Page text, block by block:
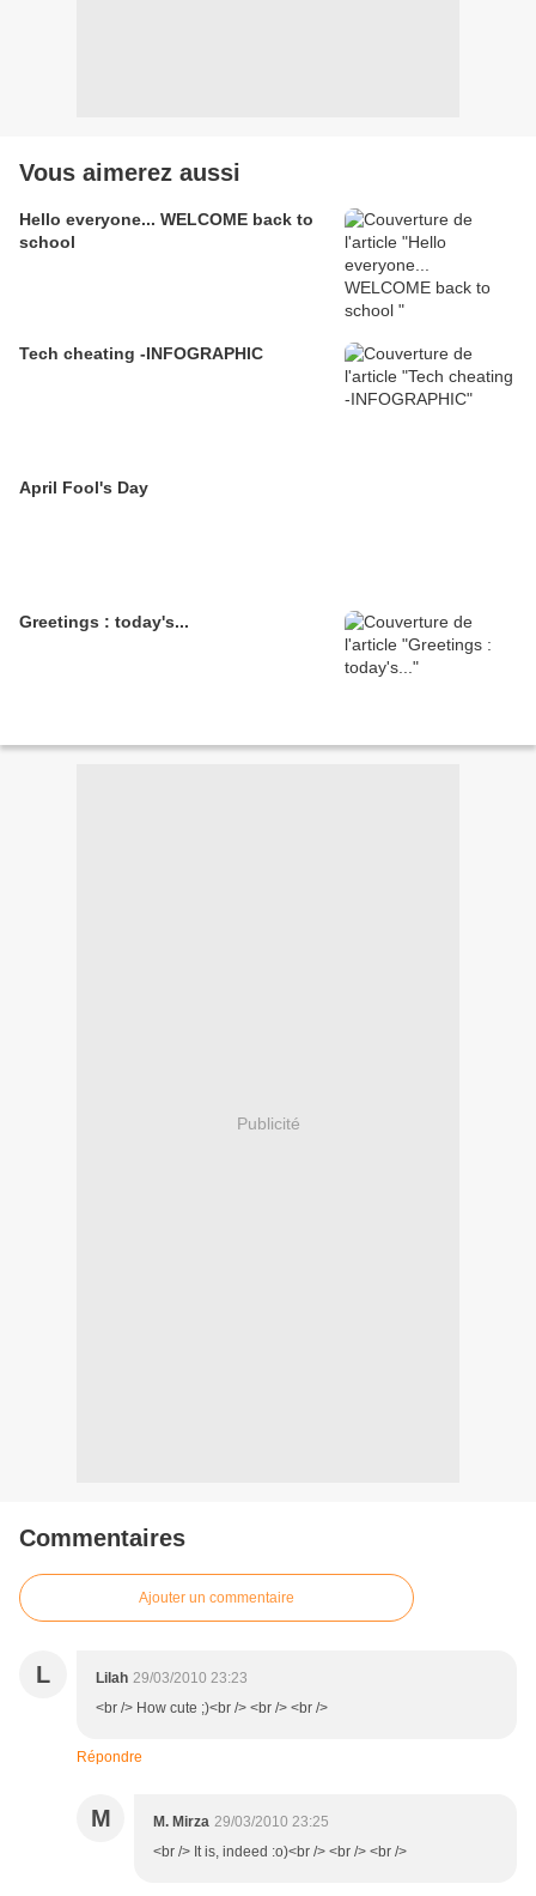
Vous aimerez aussi
Hello everyone... WELCOME back to
school
Tech cheating -INFOGRAPHIC
April Fool's Day
Greetings : today's...
Publicité
Commentaires
Ajouter un commentaire
L Lilah 29/03/2010 23:23
<br /> How cute ;)<br /> <br /> <br />
Répondre
M M. Mirza 29/03/2010 23:25
<br /> It is, indeed :o)<br /> <br /> <br />